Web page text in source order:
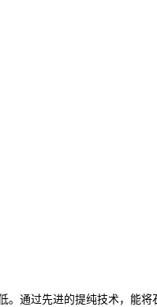
通过先进的提纯技术，能